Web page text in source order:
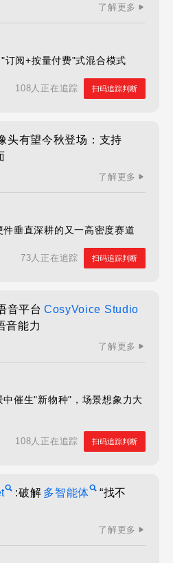
了解更多
订阅+按量付费"式混合模式
108人正在追踪 扫码追踪判断
头有望今秋登场：支持
了解更多
垂直深耕的又一高密度赛道
73人正在追踪 扫码追踪判断
音平台 CosyVoice Studio
音能力
了解更多
催生"新物种"，场景想象力大
108人正在追踪 扫码追踪判断
:破解 多智能体
“找不
了解更多